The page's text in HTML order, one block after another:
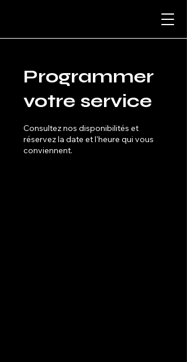
Programmer
votre service
Consultez nos disponibilités et
réservez la date et l'heure qui vous
conviennent.